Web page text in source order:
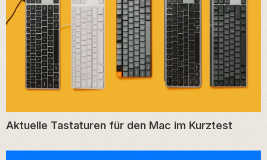
Aktuelle Tastaturen für den Mac im Kurztest